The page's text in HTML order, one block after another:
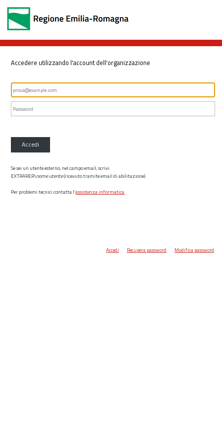
Accedere utilizzando l'account dell'organizzazione
Accedi
Se sei un utente esterno, nel campo email, scrivi
EXTRARER\nome utente(ricevuto tramite email di abilitazione)
Per problemi tecnici contatta l’assistenza informatica.
Accedi Recupera password Modifica password